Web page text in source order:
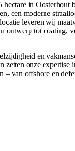
hectare in Oosterhout
een moderne
leveren wij
ontwerp tot coating,
en
zetten onze expertise
– van offshore en